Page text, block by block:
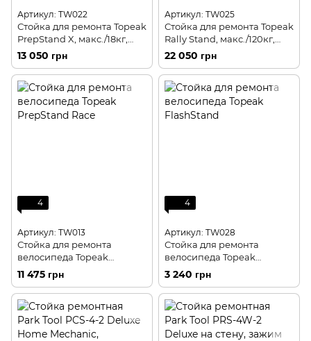
Артикул: TW022
Стойка для ремонта Topeak
PrepStand X, макс./18кг,
алюм., черн., 4,9 кг
13 050 грн
Артикул: TW025
Стойка для ремонта Topeak
Rally Stand, макс./120кг,
алюм., черн., 12 кг
22 050 грн
4
Артикул: TW013
Стойка для ремонта
велосипеда Topeak
PrepStand Race
11 475 грн
4
Артикул: TW028
Стойка для ремонта
велосипеда Topeak
FlashStand
3 240 грн